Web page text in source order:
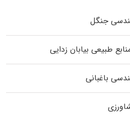
جنگل
طبیعی بیابان زدایی
باغبانی